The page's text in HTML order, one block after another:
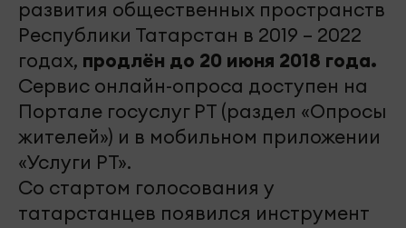
развития общественных пространств
Республики Татарстан в 2019 – 2022
годах, продлён до 20 июня 2018 года.
Сервис онлайн-опроса доступен на
Портале госуслуг РТ (раздел «Опросы
жителей») и в мобильном приложении
«Услуги РТ».
Со стартом голосования у
татарстанцев появился инструмент